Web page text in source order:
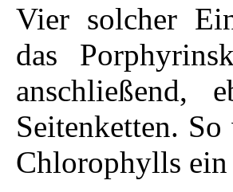
Vier solcher
das
anschließend,
Seitenketten.
Chlorophylls